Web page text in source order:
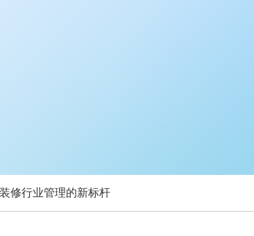
修行业管理的新标杆